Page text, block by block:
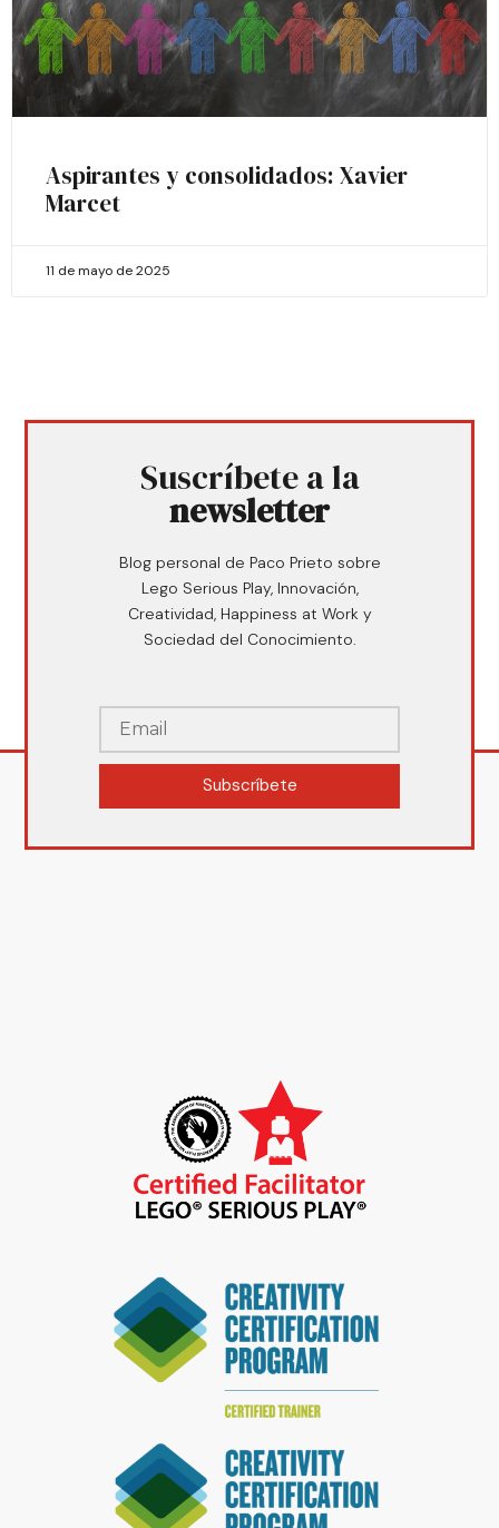
Aspirantes y consolidados: Xavier
Marcet
11 de mayo de 2025
Suscríbete a la
newsletter
Blog personal de Paco Prieto sobre
Lego Serious Play, Innovación,
Creatividad, Happiness at Work y
Sociedad del Conocimiento.
Subscríbete